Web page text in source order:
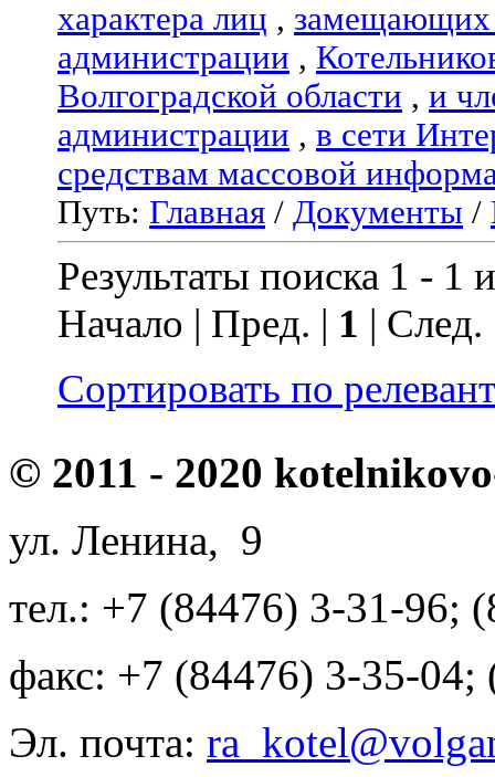
характера лиц , замещающих
администрации ,
Волгоградской области , и
администрации , в сети
средствам массовой
Путь: Главная / Документы /
Результаты поиска 1 - 1
Начало | Пред. | 1 |
Сортировать по
© 2011 - 2020
ул. Ленина, 9
тел.: +7 (84476) 3-31-96;
факс: +7 (84476) 3-35-04;
Эл. почта: